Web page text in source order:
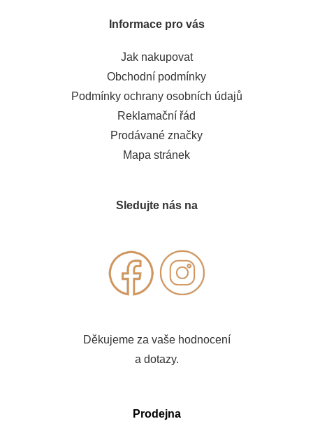
Informace pro vás
Jak nakupovat
Obchodní podmínky
Podmínky ochrany osobních údajů
Reklamační řád
Prodávané značky
Mapa stránek
Sledujte nás na
Děkujeme za vaše hodnocení
a dotazy.
Prodejna